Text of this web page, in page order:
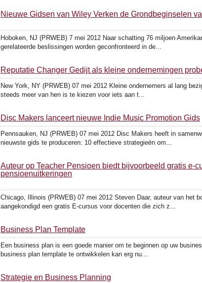
Nieuwe Gidsen van Wiley Verken de Grondbeginselen
Hoboken, NJ (PRWEB) 7 mei 2012 Naar schatting 76 miljoen
gerelateerde beslissingen worden geconfronteerd in de...
Reputatie Changer Gedijt als kleine ondernemingen
New York, NY (PRWEB) 07 mei 2012 Kleine ondernemers al lang
steeds meer van hen is te kiezen voor iets aan t...
Disc Makers lanceert nieuwe Indie Music Promotion Gids
Pennsauken, NJ (PRWEB) 07 mei 2012 Disc Makers heeft in
nieuwste gids te produceren: 10 effectieve strategieën om...
Auteur op Teacher Pensioen biedt bijvoorbeeld gratis e-
pensioenuitkeringen
Chicago, Illinois (PRWEB) 07 mei 2012 Steven Daar, auteur van het
aangekondigd een gratis E-cursus voor docenten die zich z...
Business Plan Template
Een business plan is een goede manier om te beginnen op uw
business plan template te ontwikkelen kan erg nu...
Strategie en Business Planning